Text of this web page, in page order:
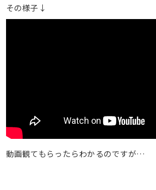
その様子↓
動画観てもらったらわかるのですが…